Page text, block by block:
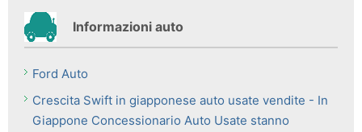
Informazioni auto
Ford Auto
Crescita Swift in giapponese auto usate vendite - In
Giappone Concessionario Auto Usate stanno